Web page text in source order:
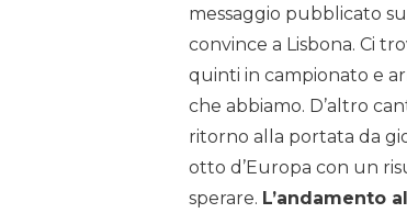
messaggio pubblicato su
convince a Lisbona. Ci
quinti in campionato e
che abbiamo. D’altro
ritorno alla portata da
otto d’Europa con un
sperare. L’andamento